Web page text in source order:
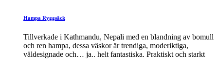
Hampa Ryggsäck
Tillverkade i Kathmandu, Nepali med en blandning av bomull
och ren hampa, dessa väskor är trendiga, moderiktiga,
väldesignade och… ja.. helt fantastiska. Praktiskt och starkt